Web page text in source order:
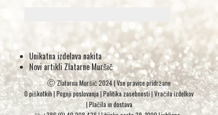
Unikatna izdelava nakita
Novi artikli Zlatarne Muršič
ⒸZlatarna Muršič 2024 | Vse pravice pridržane
O piškotkih|Pogoji poslovanja|Politika zasebnosti| Vračila izdelkov
|Plačila in dostava